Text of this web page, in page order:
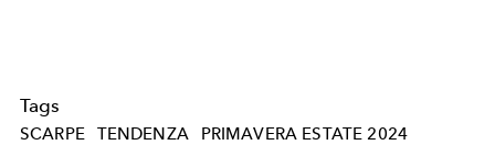
Tags
SCARPE TENDENZA PRIMAVERA ESTATE 2024